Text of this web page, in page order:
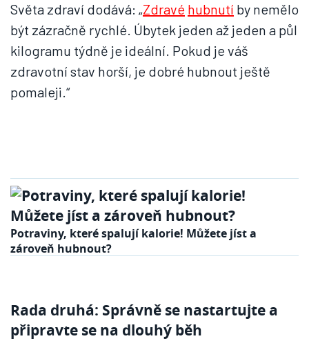
Světa zdraví dodává: „Zdravé hubnutí by nemělo
být zázračně rychlé. Úbytek jeden až jeden a půl
kilogramu týdně je ideální. Pokud je váš
zdravotní stav horší, je dobré hubnout ještě
pomaleji.“
Potraviny, které spalují kalorie! Můžete jíst a
zároveň hubnout?
Rada druhá: Správně se nastartujte a
připravte se na dlouhý běh